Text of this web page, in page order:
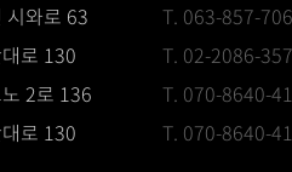
시와로 63 T. 063-857-
로 130 T. 02-2086-
2로 136 T. 070-8640-
로 130 T. 070-8640-